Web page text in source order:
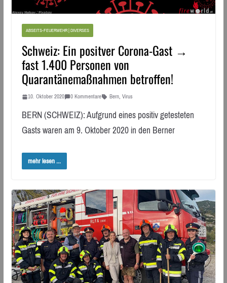
ABSEITS-FEUERWEHR | DIVERSES
Schweiz: Ein positver Corona-Gast →
fast 1.400 Personen von
Quarantänemaßnahmen betroffen!
10. Oktober 2020 0 Kommentare Bern, Virus
BERN (SCHWEIZ): Aufgrund eines positiv getesteten
Gasts waren am 9. Oktober 2020 in den Berner
mehr lesen ...